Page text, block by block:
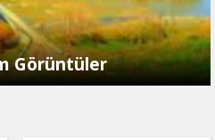
Görüntüler